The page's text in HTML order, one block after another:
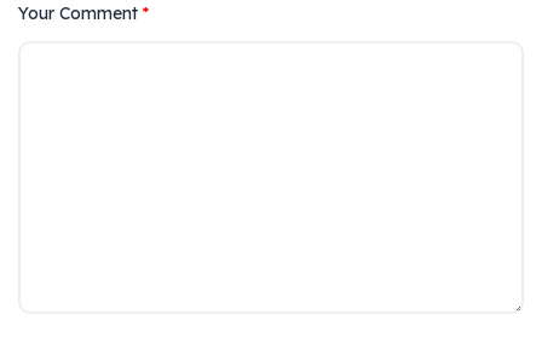
Your Comment *